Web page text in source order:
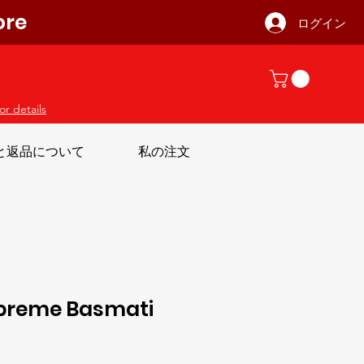
ログイン
details
返品について 私の注文
Basmati